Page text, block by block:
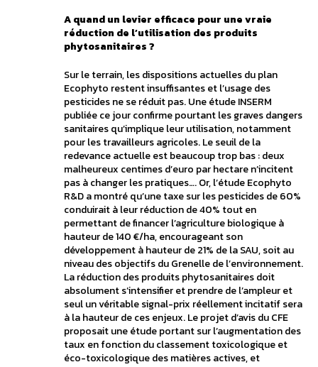
A quand un levier efficace pour une vraie
réduction de l’utilisation des produits
phytosanitaires ?
Sur le terrain, les dispositions actuelles du plan
Ecophyto restent insuffisantes et l’usage des
pesticides ne se réduit pas. Une étude INSERM
publiée ce jour confirme pourtant les graves dangers
sanitaires qu’implique leur utilisation, notamment
pour les travailleurs agricoles. Le seuil de la
redevance actuelle est beaucoup trop bas : deux
malheureux centimes d’euro par hectare n’incitent
pas à changer les pratiques…. Or, l’étude Ecophyto
R&D a montré qu’une taxe sur les pesticides de 60%
conduirait à leur réduction de 40% tout en
permettant de financer l’agriculture biologique à
hauteur de 140 €/ha, encourageant son
développement à hauteur de 21% de la SAU, soit au
niveau des objectifs du Grenelle de l’environnement.
La réduction des produits phytosanitaires doit
absolument s’intensifier et prendre de l’ampleur et
seul un véritable signal-prix réellement incitatif sera
à la hauteur de ces enjeux. Le projet d’avis du CFE
proposait une étude portant sur l’augmentation des
taux en fonction du classement toxicologique et
éco-toxicologique des matières actives, et